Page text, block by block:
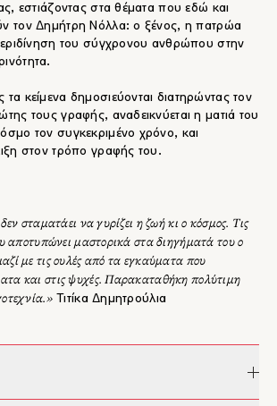
εστιάζοντας στα θέματα που εδώ και
τον Δημήτρη Νόλλα: ο ξένος, η πατρώα
του σύγχρονου ανθρώπου στην
κείμενα δημοσιεύονται διατηρώντας τον
τους γραφής, αναδεικνύεται η ματιά του
τον συγκεκριμένο χρόνο, και
στον τρόπο γραφής του.
σταματάει να γυρίζει η ζωή κι ο κόσμος. Τις
αποτυπώνει μαστορικά στα διηγήματά του ο
με τις ουλές από τα εγκαύματα που
και στις ψυχές. Παρακαταθήκη πολύτιμη
Τιτίκα Δημητρούλια